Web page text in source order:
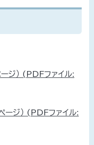
ジ） (PDFファイル:
ージ） (PDFファイル: